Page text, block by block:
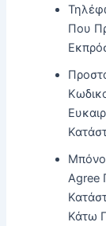
Που
Agree
Κάτω